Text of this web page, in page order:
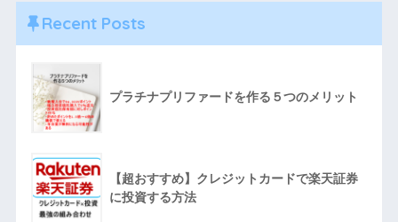
Recent Posts
プラチナプリファードを作る５つのメリット
【超おすすめ】クレジットカードで楽天証券
に投資する方法